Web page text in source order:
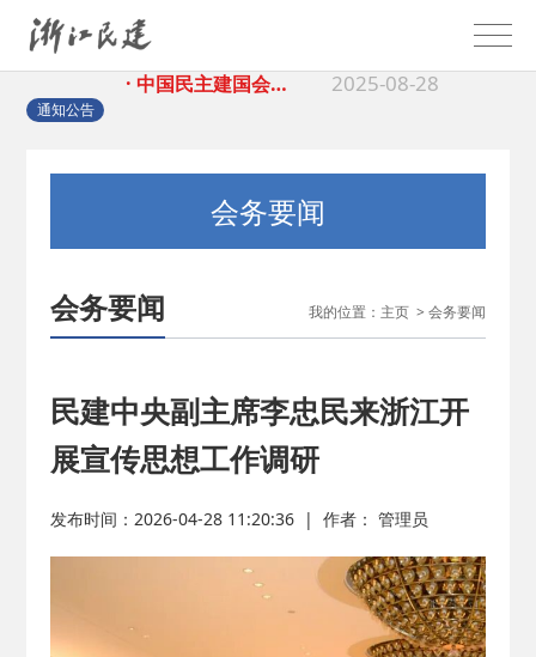
通知公告
· 中国民主建国会…
· 民建省委会民主… 2025-04-10
· 中国民主建国会… 2025-02-24
· 中国民主建国会… 2024-08-28
· 中国民主建国会… 2024-03-04
· 民建北仑六支部…
2025-08-28
会务要闻
会务要闻 我的位置： 主页> 会务要闻
民建中央副主席李忠民来浙江开
展宣传思想工作调研
发布时间：2026-04-28 11:20:36 |作者： 管理员